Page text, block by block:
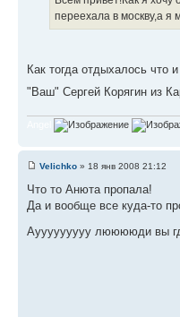
переехала в москву,а я
Как тогда отдыхалось что
"Ваш" Сергей Корягин из
Velichko » 18 янв 2008 21:12
Что то Анюта пропала!
Да и вообще все куда-то
Аууууууууу лююююди вы